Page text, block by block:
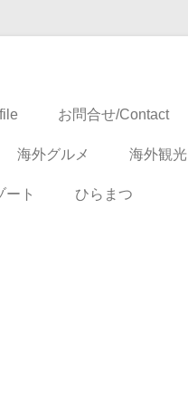
お問合せ/Contact
海外グルメ 海外観光
ート ひらまつ